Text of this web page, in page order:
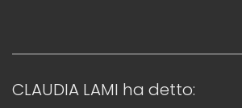
CLAUDIA LAMI ha detto: